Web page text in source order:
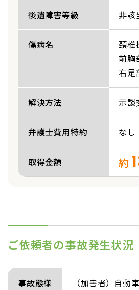
後遺障害等級 非該
傷病名
頚椎
前胸
右足
解決方法 示談
弁護士費用特約 なし
取得金額 約
ご依頼者の事故発生状況
事故態様
（加害者）自動